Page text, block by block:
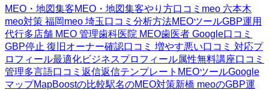
MEO・地図集客MEO・地図集客やり方口コミ meo 六本木
meo対策 福岡meo 埼玉口コミ分析方法MEOツールGBP運用
代行多店舗 MEO 管理歯科医院 MEO歯医者 Google口コミ
GBP停止 復旧 オーナー確認口コミ 増やす悪い口コミ 対応プ
ロフィール最適化ビジネスプロフィール属性無料講座口コミ
管理多言語口コミ返信返信テンプレート MEOツールGoogle
マップMapBoostの比較駅名のMEO対策新橋 meoのGBP運